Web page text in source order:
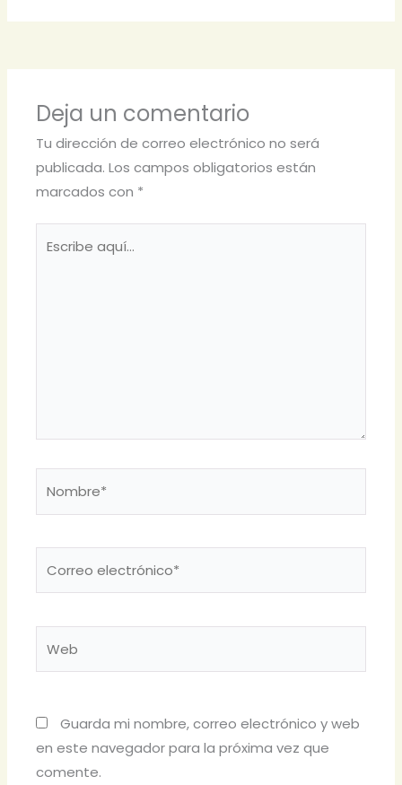
Deja un comentario
Tu dirección de correo electrónico no será
publicada. Los campos obligatorios están
marcados con *
Guarda mi nombre, correo electrónico y web
en este navegador para la próxima vez que
comente.